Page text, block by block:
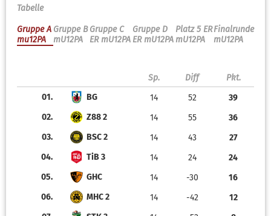
Tabelle
Gruppe A
mu12PA
Gruppe B
mU12PA
Gruppe C
ER mU12PA
Gruppe D
ER mU12PA
Platz 5 ER
mU12PA
Finalrunde
mU12PA
Sp. Diff
Pkt.
01.
BG 14 52
39
02.
Z88 2 14 55
36
03.
BSC 2 14 43
27
04.
TiB 3 14 24
24
05.
GHC 14 -30
16
06.
MHC 2 14 -42
12